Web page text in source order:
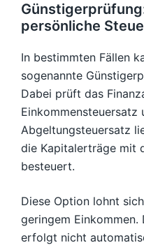
persönliche
In bestimmten Fällen
sogenannte
Dabei prüft das
Einkommensteuersatz
Abgeltungsteuersatz
die Kapitalerträge mit
besteuert.
Diese Option lohnt
geringem Einkommen.
erfolgt nicht